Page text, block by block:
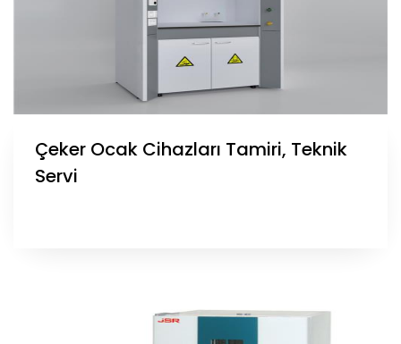
Çeker Ocak Cihazları Tamiri, Teknik
Servi